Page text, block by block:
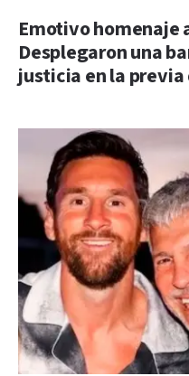
Emotivo homenaje
Desplegaron una
justicia en la